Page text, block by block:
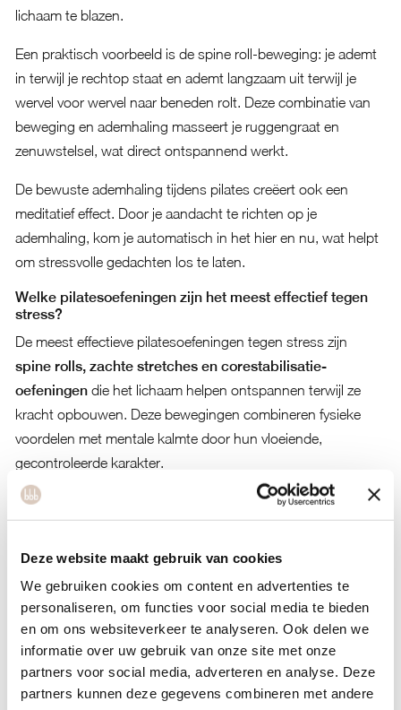
Deze website maakt gebruik van cookies
We gebruiken cookies om content en advertenties te
personaliseren, om functies voor social media te bieden
en om ons websiteverkeer te analyseren. Ook delen we
informatie over uw gebruik van onze site met onze
partners voor social media, adverteren en analyse. Deze
partners kunnen deze gegevens combineren met andere
lichaam te blazen.
Een praktisch voorbeeld is de spine roll-beweging: je ademt
in terwijl je rechtop staat en ademt langzaam uit terwijl je
wervel voor wervel naar beneden rolt. Deze combinatie van
beweging en ademhaling masseert je ruggengraat en
zenuwstelsel, wat direct ontspannend werkt.
De bewuste ademhaling tijdens pilates creëert ook een
meditatief effect. Door je aandacht te richten op je
ademhaling, kom je automatisch in het hier en nu, wat helpt
om stressvolle gedachten los te laten.
Welke pilatesoefeningen zijn het meest effectief tegen
stress?
De meest effectieve pilatesoefeningen tegen stress zijn
spine rolls, zachte stretches en corestabilisatie-
oefeningendie het lichaam helpen ontspannen terwijl ze
kracht opbouwen. Deze bewegingen combineren fysieke
voordelen met mentale kalmte door hun vloeiende,
gecontroleerde karakter.
Spine rolls zijn bijzonder effectief omdat ze je ruggengraat
mobiliseren en spanning uit je nek en schouders halen. De
cat-cow stretch helpt om stijfheid in je rug los te laten die
oefeningen masseren je zenuwstelsel en stimuleren de
Corestabilisatie-oefeningen zoals de hundred en de modified
plank werken stressverlagend omdat ze je dwingen om je